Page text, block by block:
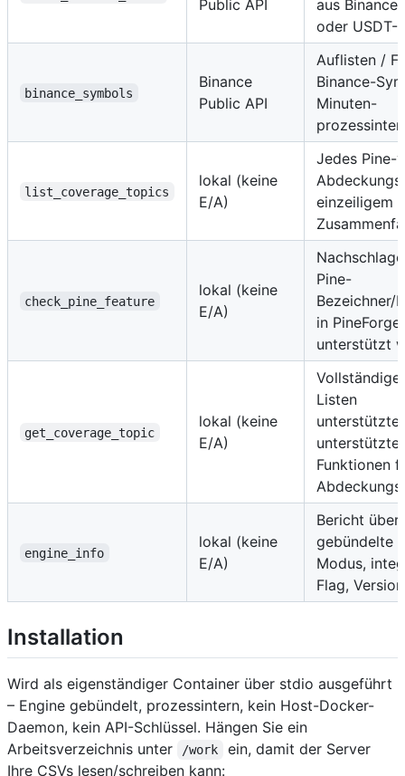
Public API
aus
oder USDT-
binance_symbols
Binance
Public API
Auflisten /
Binance-
Minuten-
list_coverage_topics
lokal (keine
E/A)
Jedes Pine-
einzeiligem
check_pine_feature
lokal (keine
E/A)
Pine-
Bezeichner/
in PineForge
unterstützt
get_coverage_topic
lokal (keine
E/A)
Listen
unterstützter
Funktionen
engine_info
lokal (keine
E/A)
Bericht über
gebündelte
Modus,
Flag, Version
Installation
Wird als eigenständiger Container über stdio ausgeführt
– Engine gebündelt, prozessintern, kein Host-Docker-
Daemon, kein API-Schlüssel. Hängen Sie ein
Arbeitsverzeichnis unter
/work
ein, damit der Server
Ihre CSVs lesen/schreiben kann: